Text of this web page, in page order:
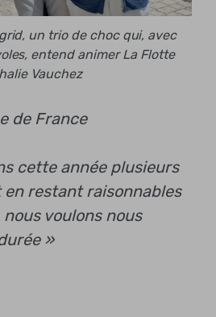
un trio de choc qui, avec
entend animer La Flotte
Vauchez
de France
cette année plusieurs
restant raisonnables
voulons nous
»